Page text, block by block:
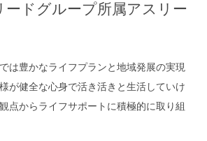
ードグループ所属アスリー
は豊かなライフプランと地域発展の実現
が健全な心身で活き活きと生活していけ
点からライフサポートに積極的に取り組